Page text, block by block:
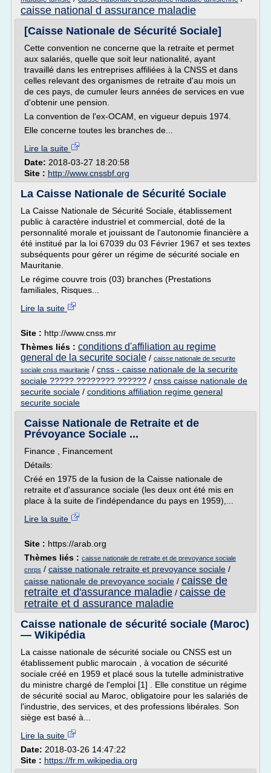
caisse national d assurance maladie
[Caisse Nationale de Sécurité Sociale]
Cette convention ne concerne que la retraite et permet
aux salariés, quelle que soit leur nationalité, ayant
travaillé dans les entreprises affiliées à la CNSS et dans
celles relevant des organismes de retraite d'au mois un
de ces pays, de cumuler leurs années de services en vue
d'obtenir une pension.
La convention de l'ex-OCAM, en vigueur depuis 1974.
Elle concerne toutes les branches de...
Lire la suite
Date: 2018-03-27 18:20:58
Site : http://www.cnssbf.org
La Caisse Nationale de Sécurité Sociale
La Caisse Nationale de Sécurité Sociale, établissement
public à caractère industriel et commercial, doté de la
personnalité morale et jouissant de l'autonomie financière a
été institué par la loi 67039 du 03 Février 1967 et ses textes
subséquents pour gérer un régime de sécurité sociale en
Mauritanie.
Le régime couvre trois (03) branches (Prestations
familiales, Risques...
Lire la suite
Site : http://www.cnss.mr
Thèmes liés : conditions d'affiliation au regime
general de la securite sociale / caisse nationale de securite
sociale cnss mauritanie / cnss - caisse nationale de la securite
sociale ????? ???????? ?????? / cnss caisse nationale de
securite sociale / conditions affiliation regime general
securite sociale
Caisse Nationale de Retraite et de
Prévoyance Sociale ...
Finance , Financement
Détails:
Créé en 1975 de la fusion de la Caisse nationale de
retraite et d'assurance sociale (les deux ont été mis en
place à la suite de l'indépendance du pays en 1959),...
Lire la suite
Site : https://arab.org
Thèmes liés : caisse nationale de retraite et de prevoyance sociale
cnrps / caisse nationale retraite et prevoyance sociale /
caisse nationale de prevoyance sociale / caisse de
retraite et d'assurance maladie / caisse de
retraite et d assurance maladie
Caisse nationale de sécurité sociale (Maroc)
— Wikipédia
La caisse nationale de sécurité sociale ou CNSS est un
établissement public marocain , à vocation de sécurité
sociale créé en 1959 et placé sous la tutelle administrative
du ministre chargé de l'emploi [1] . Elle constitue un régime
de sécurité social au Maroc, obligatoire pour les salariés de
l'industrie, des services, et des professions libérales. Son
siège est basé à...
Lire la suite
Date: 2018-03-26 14:47:22
Site : https://fr.m.wikipedia.org